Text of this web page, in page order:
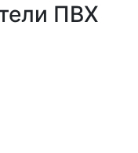
ПВХ